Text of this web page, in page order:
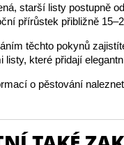
starší listy postupně
přírůstek přibližně
těchto pokynů
listy, které přidají
o pěstování